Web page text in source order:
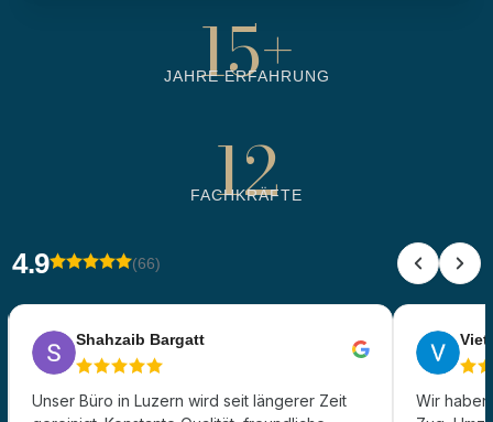
15+
JAHRE ERFAHRUNG
12
FACHKRÄFTE
4.9 (66)
Shahzaib Bargatt
Unser Büro in Luzern wird seit längerer Zeit
Viet
Wir